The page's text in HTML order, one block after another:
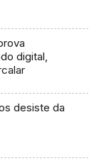
digital,
desiste da